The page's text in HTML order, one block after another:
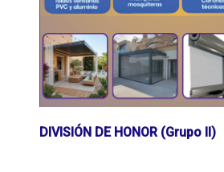
DIVISIÓN DE HONOR (Grupo II)